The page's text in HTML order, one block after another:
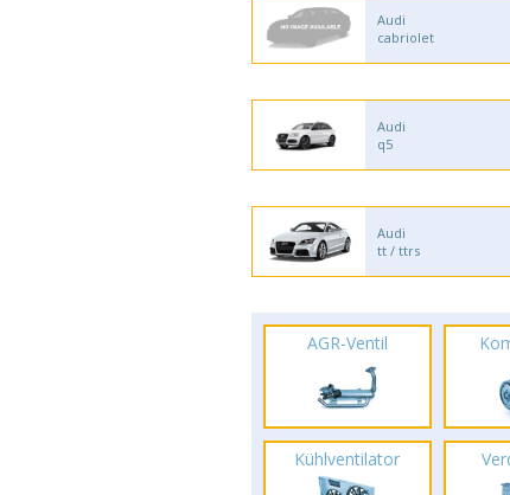
Audi
cabriolet
Audi
q5
Audi
tt / ttrs
AGR-Ventil
Kühlventilator